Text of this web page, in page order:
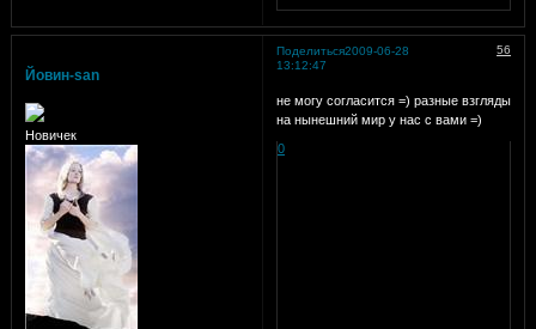
Поделиться 56
2009-06-28
13:12:47
Йовин-san
Новичек
не могу согласится =) разные взгляды
на нынешний мир у нас с вами =)
0